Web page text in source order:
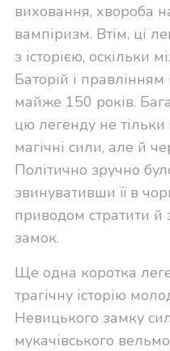
виховання, хвороба
вампіризм. Втім, ці
з історією, оскільки
Баторій і
майже 150 років.
цю легенду не тільки
магічні сили, але й
Політично зручно
звинувативши її в
приводом стратити й
замок.
Ще одна коротка
трагічну історію
Невицького замку
мукачівського